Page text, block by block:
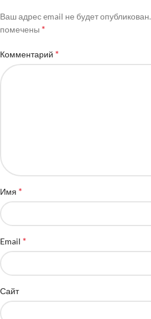
Ваш адрес email не будет опубликован.
помечены *
Комментарий *
Имя *
Email *
Сайт